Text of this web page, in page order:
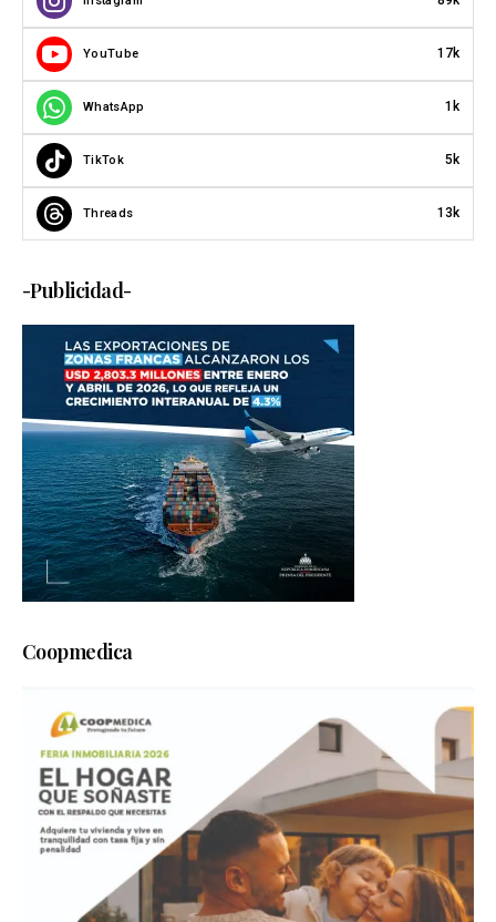
YouTube 17k
WhatsApp 1k
TikTok 5k
Threads 13k
-Publicidad-
Coopmedica